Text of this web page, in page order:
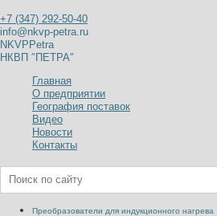
+7 (347) 292-50-40
info@nkvp-petra.ru
NKVPPetra
НКВП ″ПЕТРА″
Главная
О предприятии
География поставок
Видео
Новости
Контакты
Преобразователи для индукционного нагрева